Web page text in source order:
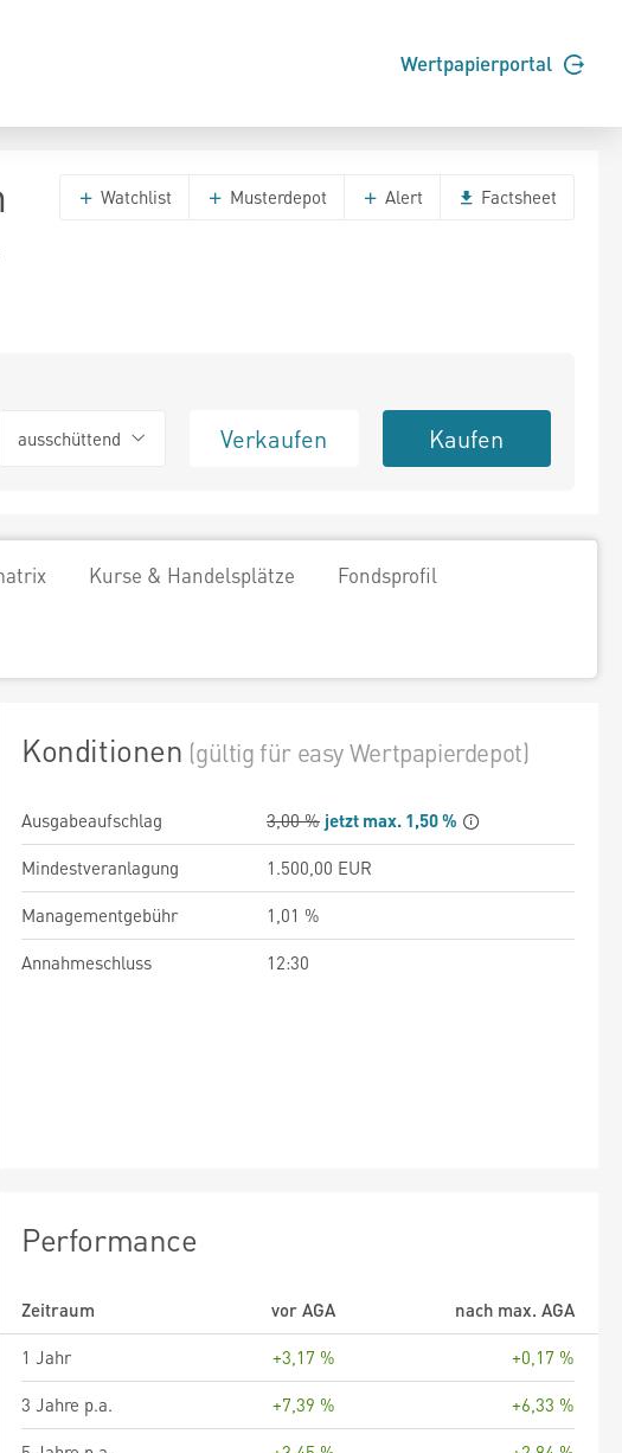
Wertpapierportal
Watchlist Musterdepot Alert Factsheet
ausschüttend Verkaufen Kaufen
Kurse & Handelsplätze Fondsprofil
Konditionen (gültig für easy Wertpapierdepot)
Ausgabeaufschlag 3,00 % jetzt max. 1,50 %
Mindestveranlagung
1.500,00 EUR
Managementgebühr
1,01 %
Annahmeschluss
12:30
Performance
Zeitraum vor AGA
nach max. AGA
1 Jahr
+3,17 %
+0,17 %
3 Jahre p.a.
+7,39 %
+6,33 %